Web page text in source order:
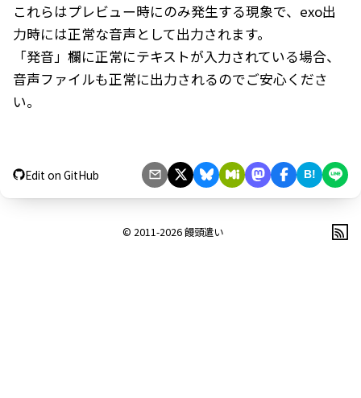
これらはプレビュー時にのみ発生する現象で、exo出
力時には正常な音声として出力されます。
「発音」欄に正常にテキストが入力されている場合、
音声ファイルも正常に出力されるのでご安心くださ
い。
Edit on GitHub B!
© 2011-2026饅頭遣い